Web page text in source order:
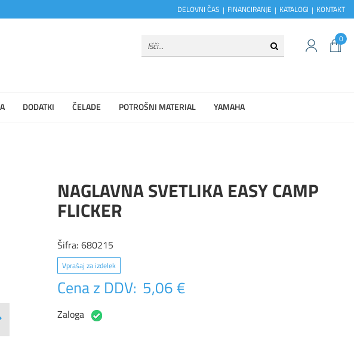
DELOVNI ČAS FINANCIRANJE KATALOGI KONTAKT
0
DODATKI ČELADE POTROŠNI MATERIAL YAMAHA
NAGLAVNA SVETLIKA EASY CAMP
FLICKER
Šifra: 680215
Vprašaj za izdelek
Cena z DDV: 5,06 €
Zaloga